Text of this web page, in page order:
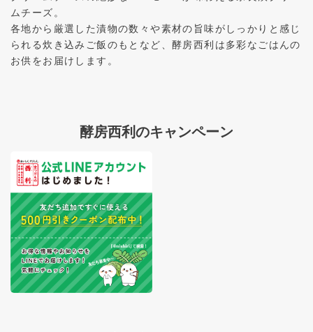
ムチーズ。
各地から厳選した漬物の数々や素材の旨味がしっかりと感じ
られる炊き込みご飯のもとなど、酵房西利は多彩なごはんの
お供をお届けします。
酵房西利のキャンペーン